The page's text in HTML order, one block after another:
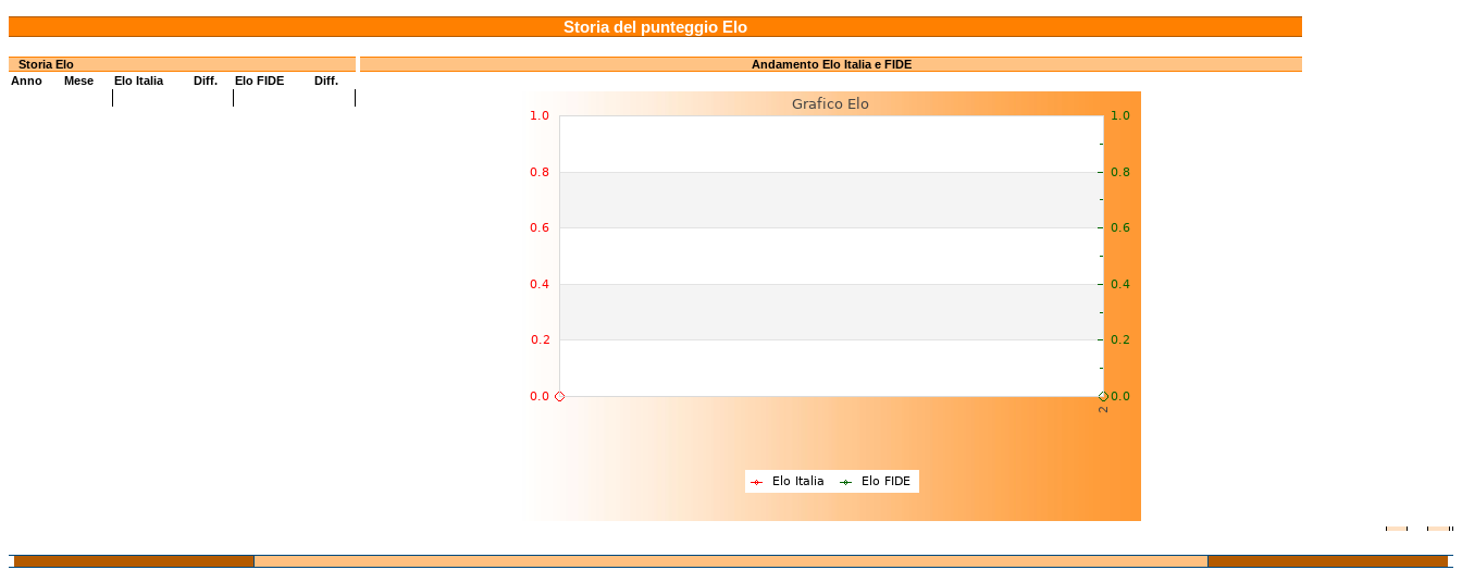
Storia del punteggio Elo
Storia Elo
Anno
Mese Elo Italia Diff. Elo FIDE Diff.
Andamento Elo Italia e FIDE